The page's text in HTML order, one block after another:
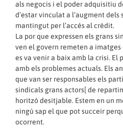
als negocis i el poder adquisitiu
d’estar vinculat a l’augment dels
mantingut per l’accés al crèdit.
La por que expressen els grans
ven el govern remeten a imatges
es va venir a baix amb la crisi. El
amb els problemes actuals. Els
que van ser responsables els
sindicals grans actors[ de
horitzó desitjable. Estem en un
ningú sap el que pot succeir
ocorrent.